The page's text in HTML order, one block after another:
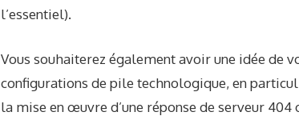
l’essentiel).
Vous souhaiterez également avoir une idée de
configurations de pile technologique, en
la mise en œuvre d’une réponse de serveur